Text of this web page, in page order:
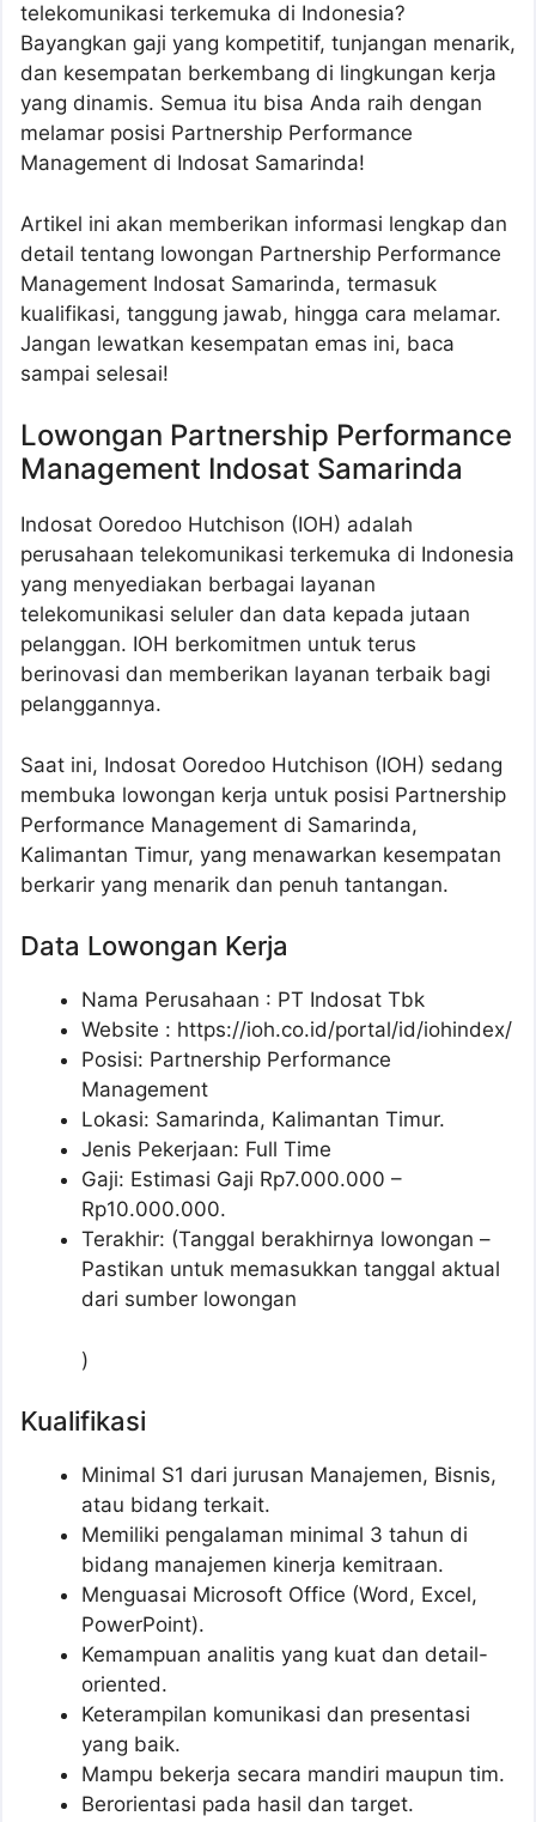
telekomunikasi terkemuka di Indonesia?
Bayangkan gaji yang kompetitif, tunjangan menarik,
dan kesempatan berkembang di lingkungan kerja
yang dinamis. Semua itu bisa Anda raih dengan
melamar posisi Partnership Performance
Management di Indosat Samarinda!
Artikel ini akan memberikan informasi lengkap dan
detail tentang lowongan Partnership Performance
Management Indosat Samarinda, termasuk
kualifikasi, tanggung jawab, hingga cara melamar.
Jangan lewatkan kesempatan emas ini, baca
sampai selesai!
Lowongan Partnership Performance
Management Indosat Samarinda
Indosat Ooredoo Hutchison (IOH) adalah
perusahaan telekomunikasi terkemuka di Indonesia
yang menyediakan berbagai layanan
telekomunikasi seluler dan data kepada jutaan
pelanggan. IOH berkomitmen untuk terus
berinovasi dan memberikan layanan terbaik bagi
pelanggannya.
Saat ini, Indosat Ooredoo Hutchison (IOH) sedang
membuka lowongan kerja untuk posisi Partnership
Performance Management di Samarinda,
Kalimantan Timur, yang menawarkan kesempatan
berkarir yang menarik dan penuh tantangan.
Data Lowongan Kerja
Nama Perusahaan : PT Indosat Tbk
Website : https://ioh.co.id/portal/id/iohindex/
Posisi: Partnership Performance
Management
Lokasi: Samarinda, Kalimantan Timur.
Jenis Pekerjaan: Full Time
Gaji: Estimasi Gaji Rp7.000.000 –
Rp10.000.000.
Terakhir: (Tanggal berakhirnya lowongan –
Pastikan untuk memasukkan tanggal aktual
dari sumber lowongan
)
Kualifikasi
Minimal S1 dari jurusan Manajemen, Bisnis,
atau bidang terkait.
Memiliki pengalaman minimal 3 tahun di
bidang manajemen kinerja kemitraan.
Menguasai Microsoft Office (Word, Excel,
PowerPoint).
Kemampuan analitis yang kuat dan detail-
oriented.
Keterampilan komunikasi dan presentasi
yang baik.
Mampu bekerja secara mandiri maupun tim.
Berorientasi pada hasil dan target.